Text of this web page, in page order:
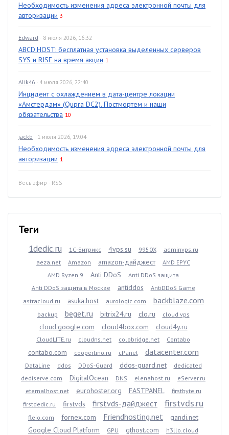
Необходимость изменения адреса электронной почты для
авторизации 3
Edward · 8 июля 2026, 16:32
ABCD.HOST: бесплатная установка выделенных серверов
SYS и RISE на время акции 1
Alik46 · 4 июля 2026, 22:40
Инцидент с охлаждением в дата-центре локации
«Амстердам» (Qupra DC2). Постмортем и наши
обязательства 10
jackb · 1 июля 2026, 19:04
Необходимость изменения адреса электронной почты для
авторизации 1
Весь эфир · RSS
Теги
1dedic.ru 1С-Битрикс 4vps.su 9950X
adminvps.ru
aeza.net
Amazon amazon-дайджест
AMD EPYC
AMD Ryzen 9
Anti DDoS
Anti DDoS защита
Anti DDoS защита в Москве
antiddos
AntiDDoS Game
astracloud.ru
asuka.host aurologic.com backblaze.com
backup beget.ru bitrix24.ru clo.ru cloud vps
cloud.google.com cloud4box.com cloud4y.ru
CloudLITE.ru cloudns.net colobridge.net Contabo
contabo.com coopertino.ru cPanel datacenter.com
DataLine ddos DDoS-Guard ddos-guard.net
dedicated
dediserve.com
DigitalOcean DNS elenahost.ru
eServer.ru
eternalhost.net
eurohoster.org FASTPANEL
firstbyte.ru
firstdedic.ru
firstvds firstvds-дайджест firstvds.ru
fleio.com fornex.com Friendhosting.net
gandi.net
Google Cloud Platform
GPU gthost.com h3llo.cloud